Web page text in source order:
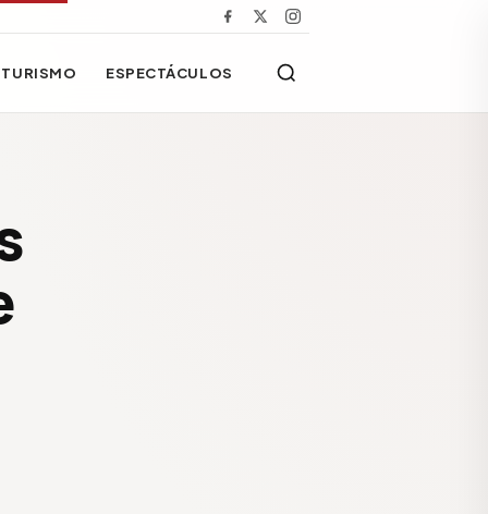
TURISMO ESPECTÁCULOS